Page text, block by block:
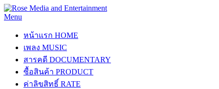
Menu
หน้าแรก HOME
เพลง MUSIC
สารคดี DOCUMENTARY
ซื้อสินค้า PRODUCT
ค่าลิขสิทธิ์ RATE